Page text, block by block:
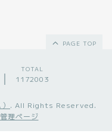
PAGE TOP
TOTAL
1172003
. All Rights Reserved.
管理ページ